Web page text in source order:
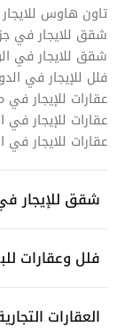
تاون هاوس للايجار
شقق للايجار في
شقق للايجار في
فلل للإيجار في
عقارات للإيجار
عقارات للإيجار في
عقارات للايجار في
شقق للإيجار
فلل وعقارات
العقارات